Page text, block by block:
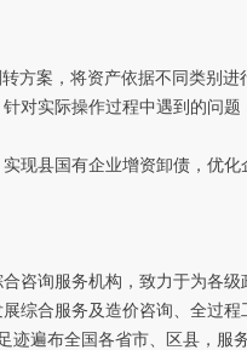
方案，将资产依据不同类别
对实际操作过程中遇到的问
现县国有企业增资卸债，优
咨询服务机构，致力于为各
综合服务及造价咨询、全过程
遍布全国各省市、区县，